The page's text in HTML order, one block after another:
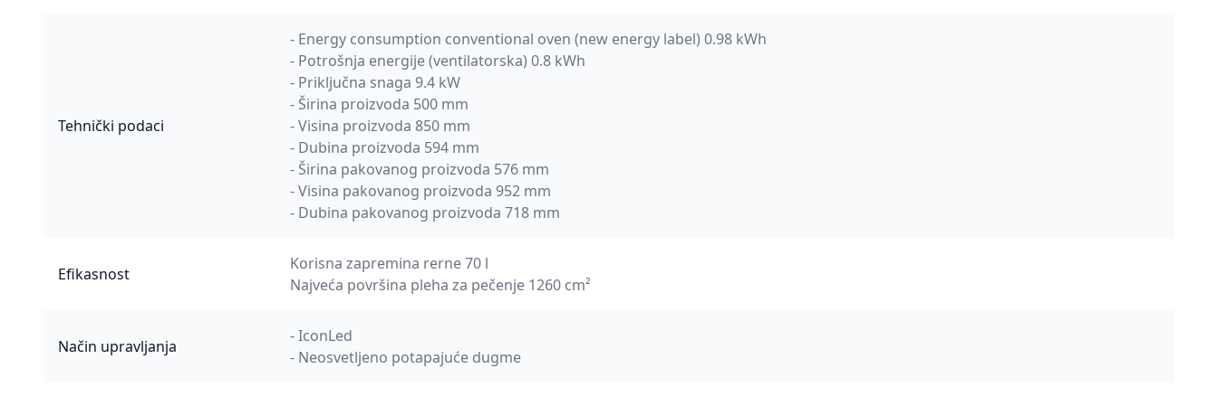
Tehnički podaci
- Energy consumption conventional oven (new energy label) 0.98 kWh
- Potrošnja energije (ventilatorska) 0.8 kWh
- Priključna snaga 9.4 kW
- Širina proizvoda 500 mm
- Visina proizvoda 850 mm
- Dubina proizvoda 594 mm
- Širina pakovanog proizvoda 576 mm
- Visina pakovanog proizvoda 952 mm
- Dubina pakovanog proizvoda 718 mm
Efikasnost
Korisna zapremina rerne 70 l
Najveća površina pleha za pečenje 1260 cm²
Način upravljanja
- IconLed
- Neosvetljeno potapajuće dugme